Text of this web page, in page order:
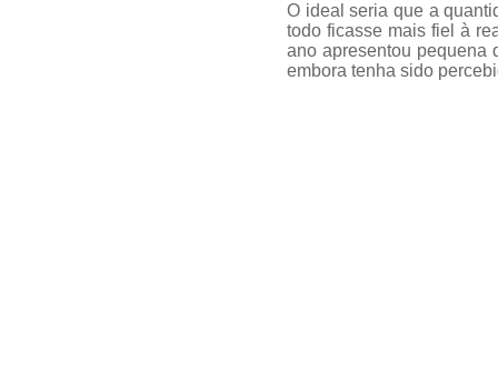
O ideal seria que a
todo ficasse mais fiel à
ano apresentou pequena
embora tenha sido